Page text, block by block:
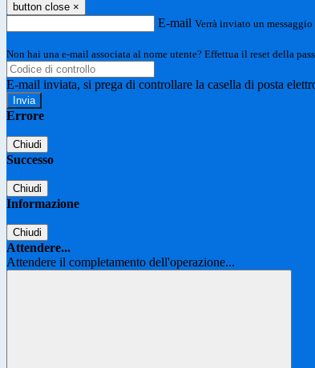
button close ×
E-mail Verrà inviato un
Non hai una e-mail associata al nome utente? Effettua il reset della
E-mail inviata, si prega di controllare la casella di posta
Errore
Chiudi
Successo
Chiudi
Informazione
Chiudi
Attendere...
Attendere il completamento dell'operazione...